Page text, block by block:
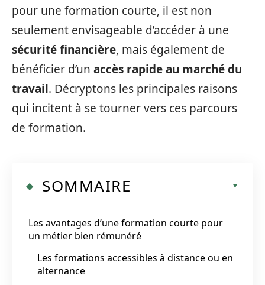
pour une formation courte, il est non
seulement envisageable d’accéder à une
sécurité financière, mais également de
bénéficier d’un accès rapide au marché du
travail. Décryptons les principales raisons
qui incitent à se tourner vers ces parcours
de formation.
SOMMAIRE
Les avantages d’une formation courte pour
un métier bien rémunéré
Les formations accessibles à distance ou en
alternance